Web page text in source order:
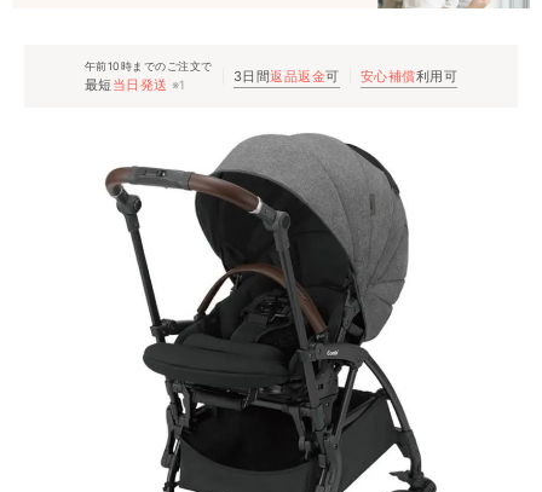
午前10時までのご注文で
最短 当日発送 ※1 3日間返品返金可 安心補償利用可